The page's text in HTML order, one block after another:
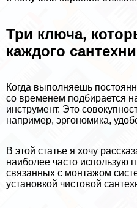
Три ключа,
каждого
Когда выполняешь
со временем подбирается
инструмент. Это
например, эргономика,
В этой статье я хочу
наиболее часто использую
связанных с монтажом
установкой чистовой